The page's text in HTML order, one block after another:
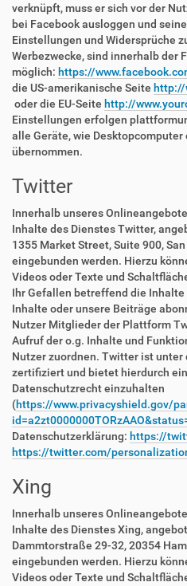
verknüpft, muss er sich vor der
bei Facebook ausloggen und
Einstellungen und Widersprüche
Werbezwecke, sind innerhalb der
möglich: https://
die US-amerikanische Seite
oder die EU-Seite http://
Einstellungen erfolgen
alle Geräte, wie Desktopcomputer
übernommen.
Twitter
Innerhalb unseres
Inhalte des Dienstes Twitter,
1355 Market Street, Suite 900,
eingebunden werden. Hierzu
Videos oder Texte und
Ihr Gefallen betreffend die
Inhalte oder unsere Beiträge
Nutzer Mitglieder der Plattform
Aufruf der o.g. Inhalte und
Nutzer zuordnen. Twitter ist unter
zertifiziert und bietet hierdurch
Datenschutzrecht einzuhalten
(https://www.privacyshield.gov/
Datenschutzerklärung: https://
https://twitter.com/
Xing
Innerhalb unseres
Inhalte des Dienstes Xing,
Dammtorstraße 29-32, 20354
eingebunden werden. Hierzu
Videos oder Texte und